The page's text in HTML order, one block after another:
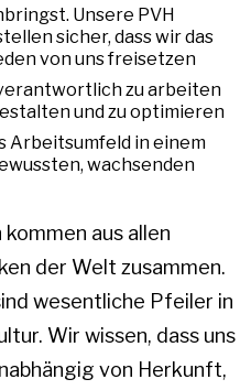
Unsere PVH
sicher, dass wir das
von uns freisetzen
zu arbeiten
und zu optimieren
in einem
wachsenden
aus allen
der Welt zusammen.
wesentliche Pfeiler in
Wir wissen, dass uns
von Herkunft,